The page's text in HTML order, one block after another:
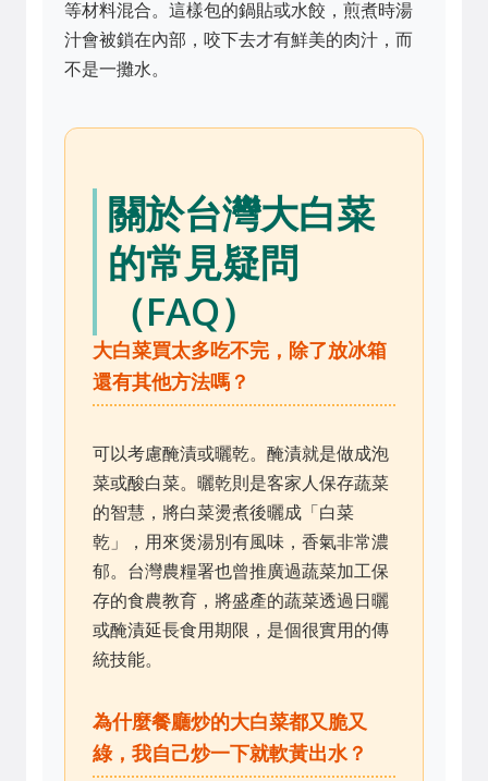
等材料混合。這樣包的鍋貼或水餃，煎煮時湯
汁會被鎖在內部，咬下去才有鮮美的肉汁，而
不是一攤水。
關於台灣大白菜
的常見疑問
（FAQ）
大白菜買太多吃不完，除了放冰箱
還有其他方法嗎？
可以考慮醃漬或曬乾。醃漬就是做成泡
菜或酸白菜。曬乾則是客家人保存蔬菜
的智慧，將白菜燙煮後曬成「白菜
乾」，用來煲湯別有風味，香氣非常濃
郁。台灣農糧署也曾推廣過蔬菜加工保
存的食農教育，將盛產的蔬菜透過日曬
或醃漬延長食用期限，是個很實用的傳
統技能。
為什麼餐廳炒的大白菜都又脆又
綠，我自己炒一下就軟黃出水？